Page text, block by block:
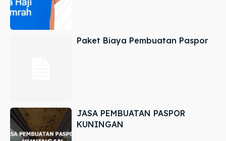
Paket Biaya Pembuatan Paspor
JASA PEMBUATAN PASPOR
KUNINGAN